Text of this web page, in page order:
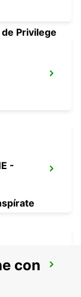
-
Privilege
con